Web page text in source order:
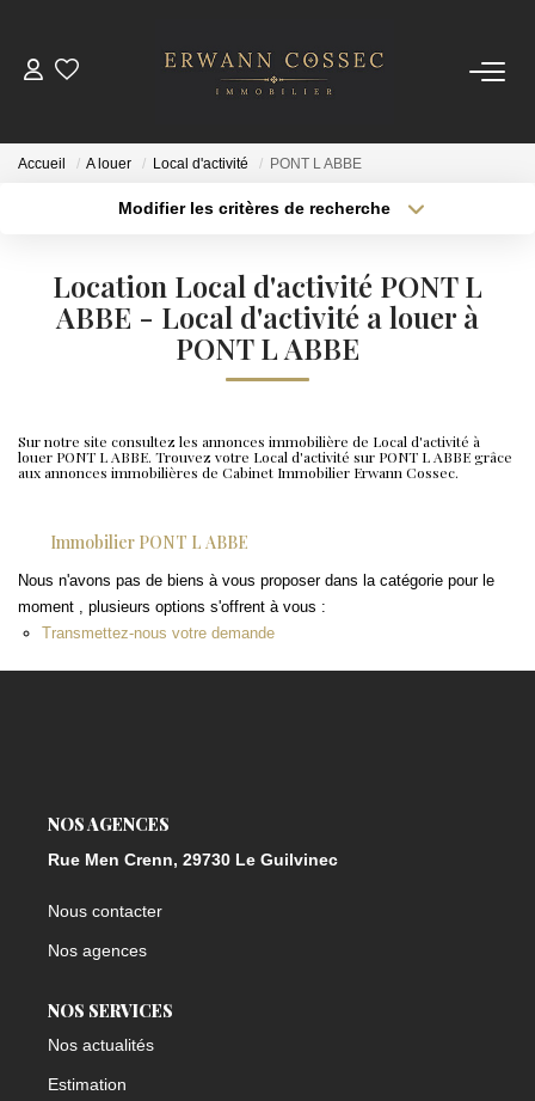
NOTRE AGENCE
Nos Actualités
Accueil A louer Local d'activité PONT L ABBE
Modifier les critères de recherche
Sélectionnez...
Type de bien
Surface min
Plus de critères
Location Local d'activité PONT L
ABBE - Local d'activité a louer à
PONT L ABBE
Sur notre site consultez les annonces immobilière de Local d'activité à
louer PONT L ABBE. Trouvez votre Local d'activité sur PONT L ABBE grâce
aux annonces immobilières de Cabinet Immobilier Erwann Cossec.
Immobilier PONT L ABBE
Nous n'avons pas de biens à vous proposer dans la catégorie pour le
moment , plusieurs options s'offrent à vous :
Transmettez-nous votre demande
NOS AGENCES
Rue Men Crenn, 29730 Le Guilvinec
Nous contacter
Nos agences
NOS SERVICES
Nos actualités
Estimation